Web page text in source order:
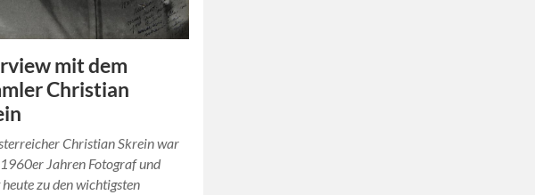
mit dem
Christian
Christian Skrein war
Jahren Fotograf und
zu den wichtigsten